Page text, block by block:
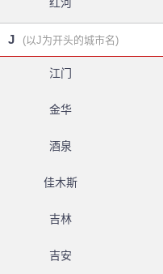
J (以J为开头的城市名)
江门
金华
酒泉
佳木斯
吉林
吉安